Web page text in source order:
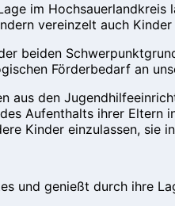
im
vereinzelt auch
beiden
Förderbedarf an
aus den
Aufenthalts ihrer
Kinder einzulassen, sie
und genießt durch ihre